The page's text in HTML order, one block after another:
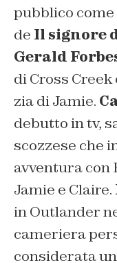
pubblico
de Il signore
Gerald
di Cross
zia di Jamie.
debutto in tv,
scozzese che
avventura con
Jamie e Claire.
in Outlander
cameriera
considerata